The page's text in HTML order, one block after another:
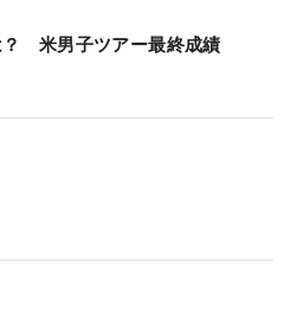
万円）だった。
？ 米男子ツアー最終成績